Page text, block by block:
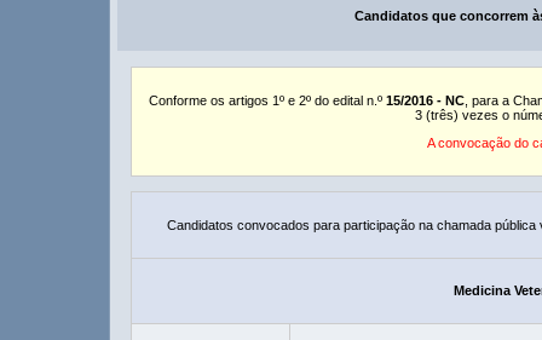
Candidatos que concorrem
Conforme os artigos 1º e 2º do edital n.º 15/2016 - NC , para a
3 (três) vezes o
A convocação do
Candidatos convocados para participação na chamada
Medicina